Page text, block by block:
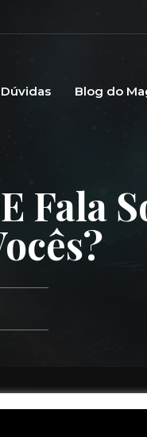
Dúvidas Blog do
Fala